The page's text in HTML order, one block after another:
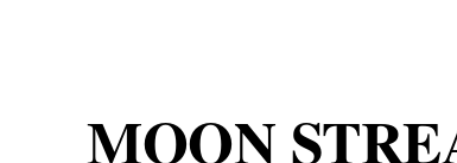
MOON